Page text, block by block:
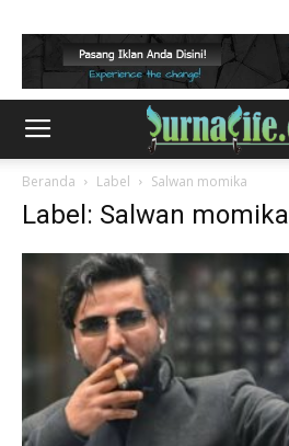
Beranda Label Salwan momika
Label: Salwan momika